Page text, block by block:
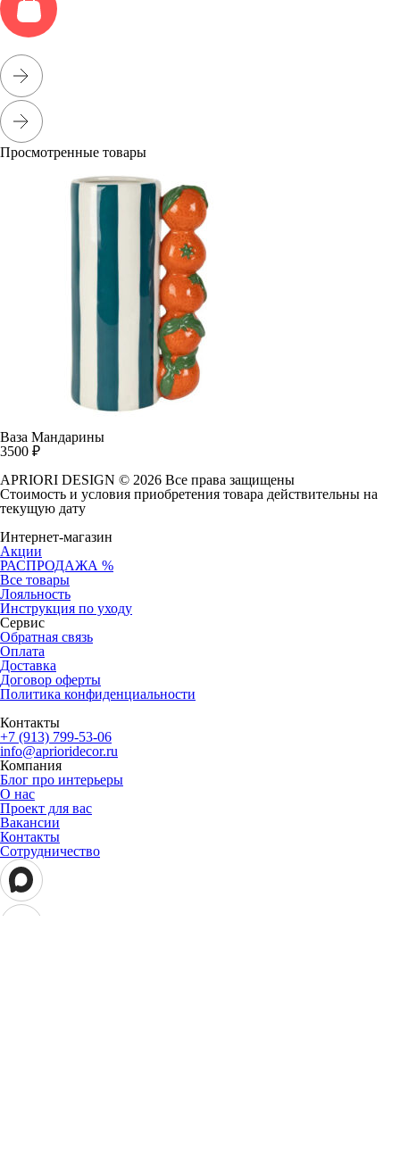
Просмотренные товары
Ваза Мандарины
3500 ₽
APRIORI DESIGN © 2026 Все права защищены
Cтоимость и условия приобретения товара действительны на
текущую дату
Интернет-магазин
Акции
РАСПРОДАЖА %
Все товары
Лояльность
Инструкция по уходу
Сервис
Обратная связь
Оплата
Доставка
Договор оферты
Политика конфиденциальности
Контакты
+7 (913) 799-53-06
info@aprioridecor.ru
Компания
Блог про интерьеры
О нас
Проект для вас
Вакансии
Контакты
Сотрудничество